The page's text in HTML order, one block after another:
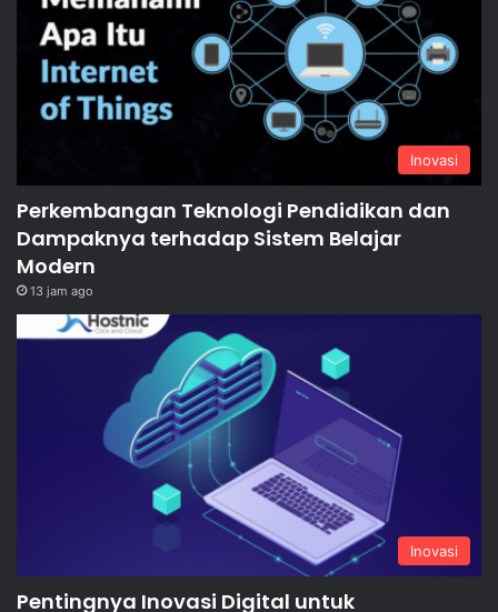
Inovasi
Perkembangan Teknologi Pendidikan dan
Dampaknya terhadap Sistem Belajar
Modern
13 jam ago
Inovasi
Pentingnya Inovasi Digital untuk